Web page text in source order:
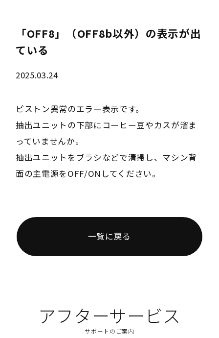
「OFF8」（OFF8b以外）の表示が出
ている
2025.03.24
ピストン異常のエラー表示です。
抽出ユニットの下部にコーヒー豆やカスが溜ま
っていませんか。
抽出ユニットをブラシなどで清掃し、マシン背
面の主電源をOFF/ONしてください。
一覧に戻る
アフターサービス
サポートのご案内